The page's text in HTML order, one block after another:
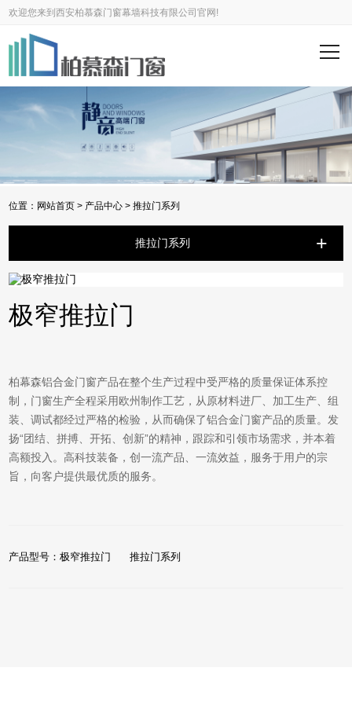
欢迎您来到西安柏慕森门窗幕墙科技有限公司官网!
位置： 网站首页 > 产品中心 >推拉门系列
推拉门系列 +
极窄推拉门
柏幕森铝合金门窗产品在整个生产过程中受严格的质量保证体系控
制，门窗生产全程采用欧州制作工艺，从原材料进厂、加工生产、组
装、调试都经过严格的检验，从而确保了铝合金门窗产品的质量。发
扬“团结、拼搏、开拓、创新”的精神，跟踪和引领市场需求，并本着
高额投入。高科技装备，创一流产品、一流效益，服务于用户的宗
旨，向客户提供最优质的服务。
产品型号：极窄推拉门 推拉门系列